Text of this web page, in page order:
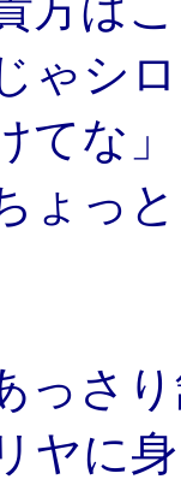
ゃシ
てな」
ちょっ
っさ
ヤに